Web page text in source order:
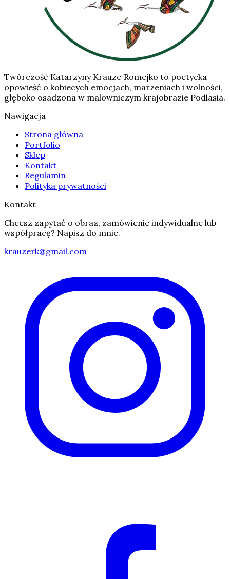
Twórczość Katarzyny Krauze‑Romejko to poetycka
opowieść o kobiecych emocjach, marzeniach i wolności,
głęboko osadzona w malowniczym krajobrazie Podlasia.
Nawigacja
Strona główna
Portfolio
Sklep
Kontakt
Regulamin
Polityka prywatności
Kontakt
Chcesz zapytać o obraz, zamówienie indywidualne lub
współpracę? Napisz do mnie.
krauzerk@gmail.com